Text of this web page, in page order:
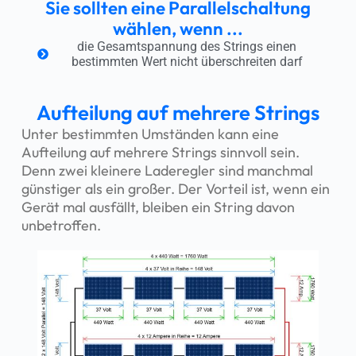
Sie sollten eine Parallelschaltung
wählen, wenn ...
die Gesamtspannung des Strings einen
bestimmten Wert nicht überschreiten darf
Aufteilung auf mehrere Strings
Unter bestimmten Umständen kann eine
Aufteilung auf mehrere Strings sinnvoll sein.
Denn zwei kleinere Laderegler sind manchmal
günstiger als ein großer. Der Vorteil ist, wenn ein
Gerät mal ausfällt, bleiben ein String davon
unbetroffen.